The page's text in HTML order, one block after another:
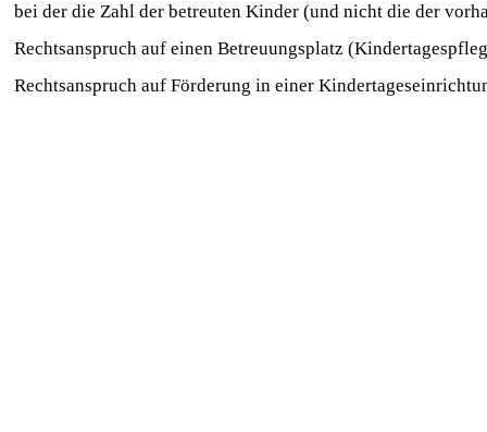
bei der die Zahl der betreuten Kinder (und nicht die der
Rechtsanspruch auf einen Betreuungsplatz
Rechtsanspruch auf Förderung in einer